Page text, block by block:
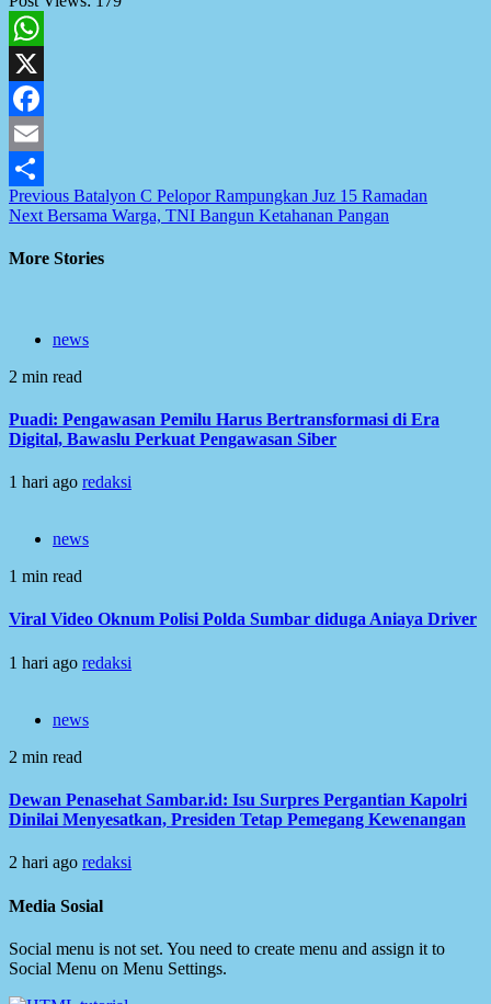
WhatsApp
X
Facebook
Email
Share
Post
navigation
Previous Batalyon C Pelopor Rampungkan Juz 15 Ramadan
Next Bersama Warga, TNI Bangun Ketahanan Pangan
More Stories
news
2 min read
Puadi: Pengawasan Pemilu Harus Bertransformasi di Era
Digital, Bawaslu Perkuat Pengawasan Siber
1 hari ago redaksi
news
1 min read
Viral Video Oknum Polisi Polda Sumbar diduga Aniaya Driver
1 hari ago redaksi
news
2 min read
Dewan Penasehat Sambar.id: Isu Surpres Pergantian Kapolri
Dinilai Menyesatkan, Presiden Tetap Pemegang Kewenangan
2 hari ago redaksi
Media Sosial
Social menu is not set. You need to create menu and assign it to
Social Menu on Menu Settings.